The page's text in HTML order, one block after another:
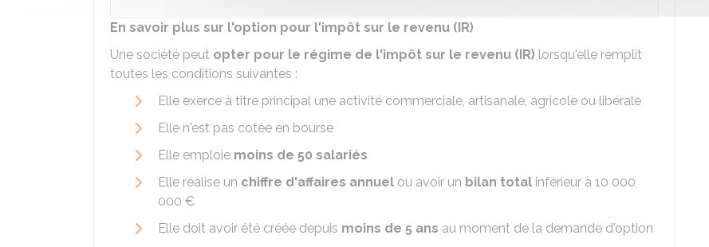
En savoir plus sur l'option pour l'impôt sur le revenu (IR)
Une société peut opter pour le régime de l'impôt sur le revenu (IR) lorsqu'elle remplit
toutes les conditions suivantes :
Elle exerce à titre principal une activité commerciale, artisanale, agricole ou libérale
Elle n'est pas cotée en bourse
Elle emploie moins de 50 salariés
Elle réalise un chiffre d'affaires annuel ou avoir un bilan total inférieur à 10 000
000 €
Elle doit avoir été créée depuis moins de 5 ans au moment de la demande d'option